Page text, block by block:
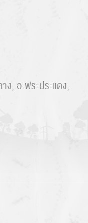
ง, อ.พระประแดง,